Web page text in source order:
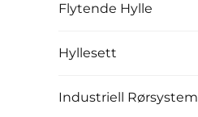
Flytende Hylle
Hyllesett
Industriell Rørsystem